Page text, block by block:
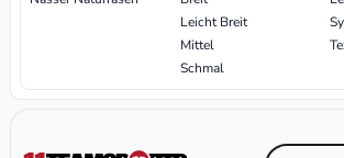
Leicht Breit
Mittel
Schmal